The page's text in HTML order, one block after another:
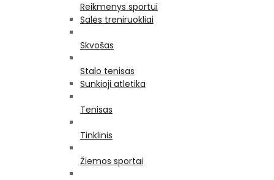
Reikmenys sportui
Salės treniruokliai
Skvošas
Stalo tenisas
Sunkioji atletika
Tenisas
Tinklinis
Žiemos sportai